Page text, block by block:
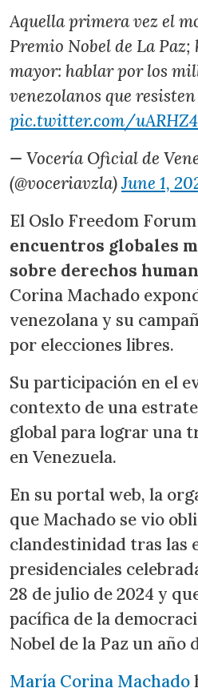
Aquella primera vez el
Premio Nobel de La
mayor: hablar por los
venezolanos que
pic.twitter.com/
— Vocería Oficial de
(@voceriavzla)June 1,
El Oslo Freedom
encuentros globales
sobre derechos
Corina Machado
venezolana y su
por elecciones libres.
Su participación en el
contexto de una
global para lograr una
en Venezuela.
En su portal web, la
que Machado se vio
clandestinidad tras las
presidenciales
28 de julio de 2024 y
pacífica de la
Nobel de la Paz un año
María Corina Machado